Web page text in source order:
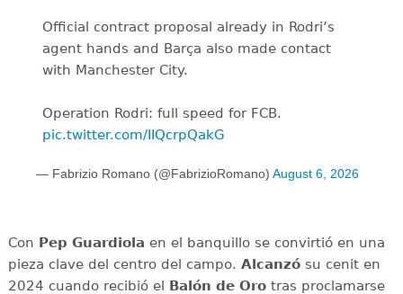
Official contract proposal already in Rodri’s
agent hands and Barça also made contact
with Manchester City.
Operation Rodri: full speed for FCB.
pic.twitter.com/IIQcrpQakG
— Fabrizio Romano (@FabrizioRomano) August 6, 2026
Con Pep Guardiola en el banquillo se convirtió en una
pieza clave del centro del campo. Alcanzósu cenit en
2024 cuando recibió el Balón de Orotras proclamarse